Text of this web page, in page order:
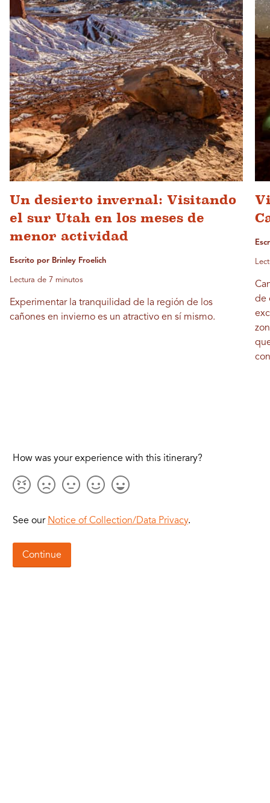
Un desierto invernal: Visitando
el sur Utah en los meses de
menor actividad
Escrito por Brinley Froelich
Lectura de 7 minutos
Experimentar la tranquilidad de la región de los
cañones en invierno es un atractivo en sí mismo.
de